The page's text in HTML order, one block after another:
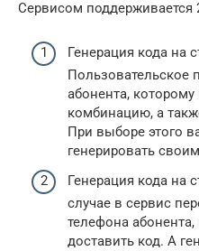
Сервисом поддерживается
Генерация кода на
Пользовательское
абонента,
комбинацию, а
При выборе этого
генерировать
Генерация кода на
случае в сервис
телефона
доставить код. А